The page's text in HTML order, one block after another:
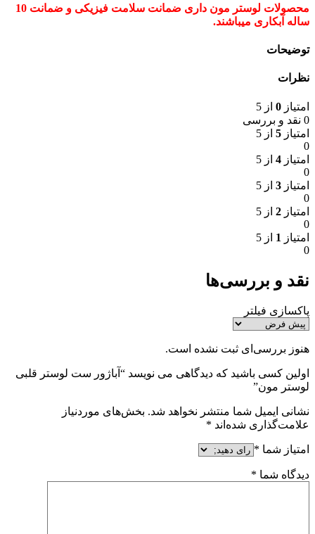
محصولات لوستر مون داری ضمانت سلامت فیزیکی و ضمانت 10
ساله آبکاری میباشند.
توضیحات
نظرات
امتیاز 0 از 5
0 نقد و بررسی
امتیاز 5 از 5
0
امتیاز 4 از 5
0
امتیاز 3 از 5
0
امتیاز 2 از 5
0
امتیاز 1 از 5
0
نقد و بررسی‌ها
پاکسازی فیلتر
هنوز بررسی‌ای ثبت نشده است.
اولین کسی باشید که دیدگاهی می نویسد “آباژور ست لوستر قلبی
لوستر مون”
نشانی ایمیل شما منتشر نخواهد شد. بخش‌های موردنیاز
علامت‌گذاری شده‌اند *
امتیاز شما *
دیدگاه شما *